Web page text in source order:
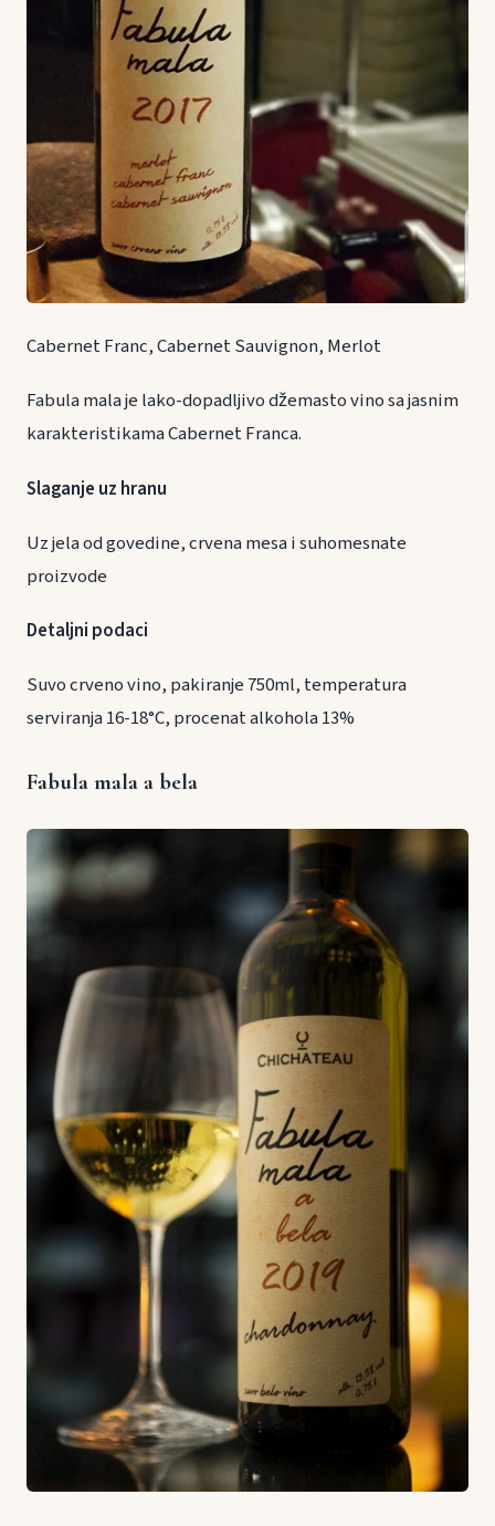
Cabernet Franc, Cabernet Sauvignon, Merlot
Fabula mala je lako-dopadljivo džemasto vino sa jasnim
karakteristikama Cabernet Franca.
Slaganje uz hranu
Uz jela od govedine, crvena mesa i suhomesnate
proizvode
Detaljni podaci
Suvo crveno vino, pakiranje 750ml, temperatura
serviranja 16-18°C, procenat alkohola 13%
Fabula mala a bela